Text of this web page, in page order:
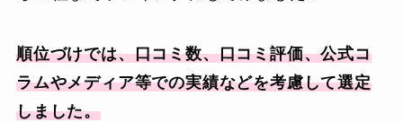
順位づけでは、口コミ数、口コミ評価、公式コ
ラムやメディア等での実績などを考慮して選定
しました。